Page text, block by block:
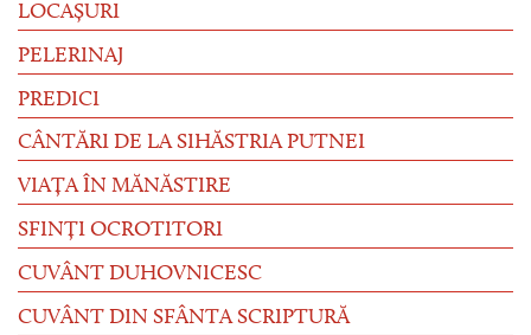
LOCAȘURI
PELERINAJ
PREDICI
CÂNTĂRI DE LA SIHĂSTRIA PUTNEI
VIAȚA ÎN MĂNĂSTIRE
SFINȚI OCROTITORI
CUVÂNT DUHOVNICESC
CUVÂNT DIN SFÂNTA SCRIPTURĂ